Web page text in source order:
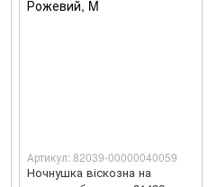
Артикул: 82039-00000040059
Ночнушка віскозна на